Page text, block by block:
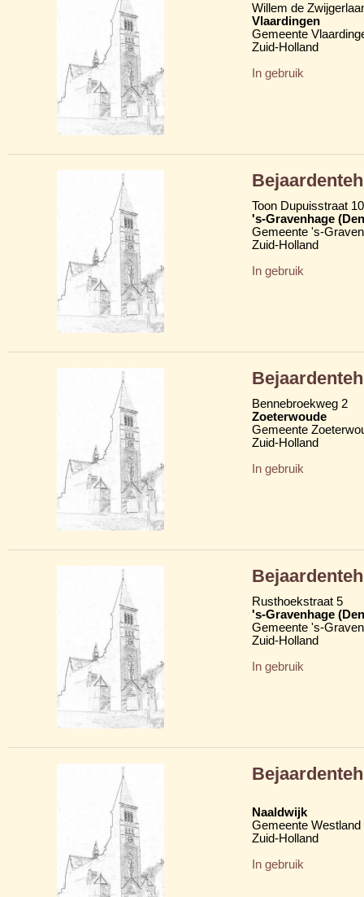
Willem de
Vlaardingen
Gemeente
Zuid-Holland
In gebruik
Toon Dupuisstraat 10
's-Gravenhage
Gemeente 's-
Zuid-Holland
In gebruik
Bennebroekweg 2
Zoeterwoude
Gemeente
Zuid-Holland
In gebruik
Rusthoekstraat 5
's-Gravenhage
Gemeente 's-
Zuid-Holland
In gebruik
Naaldwijk
Gemeente Westland
Zuid-Holland
In gebruik